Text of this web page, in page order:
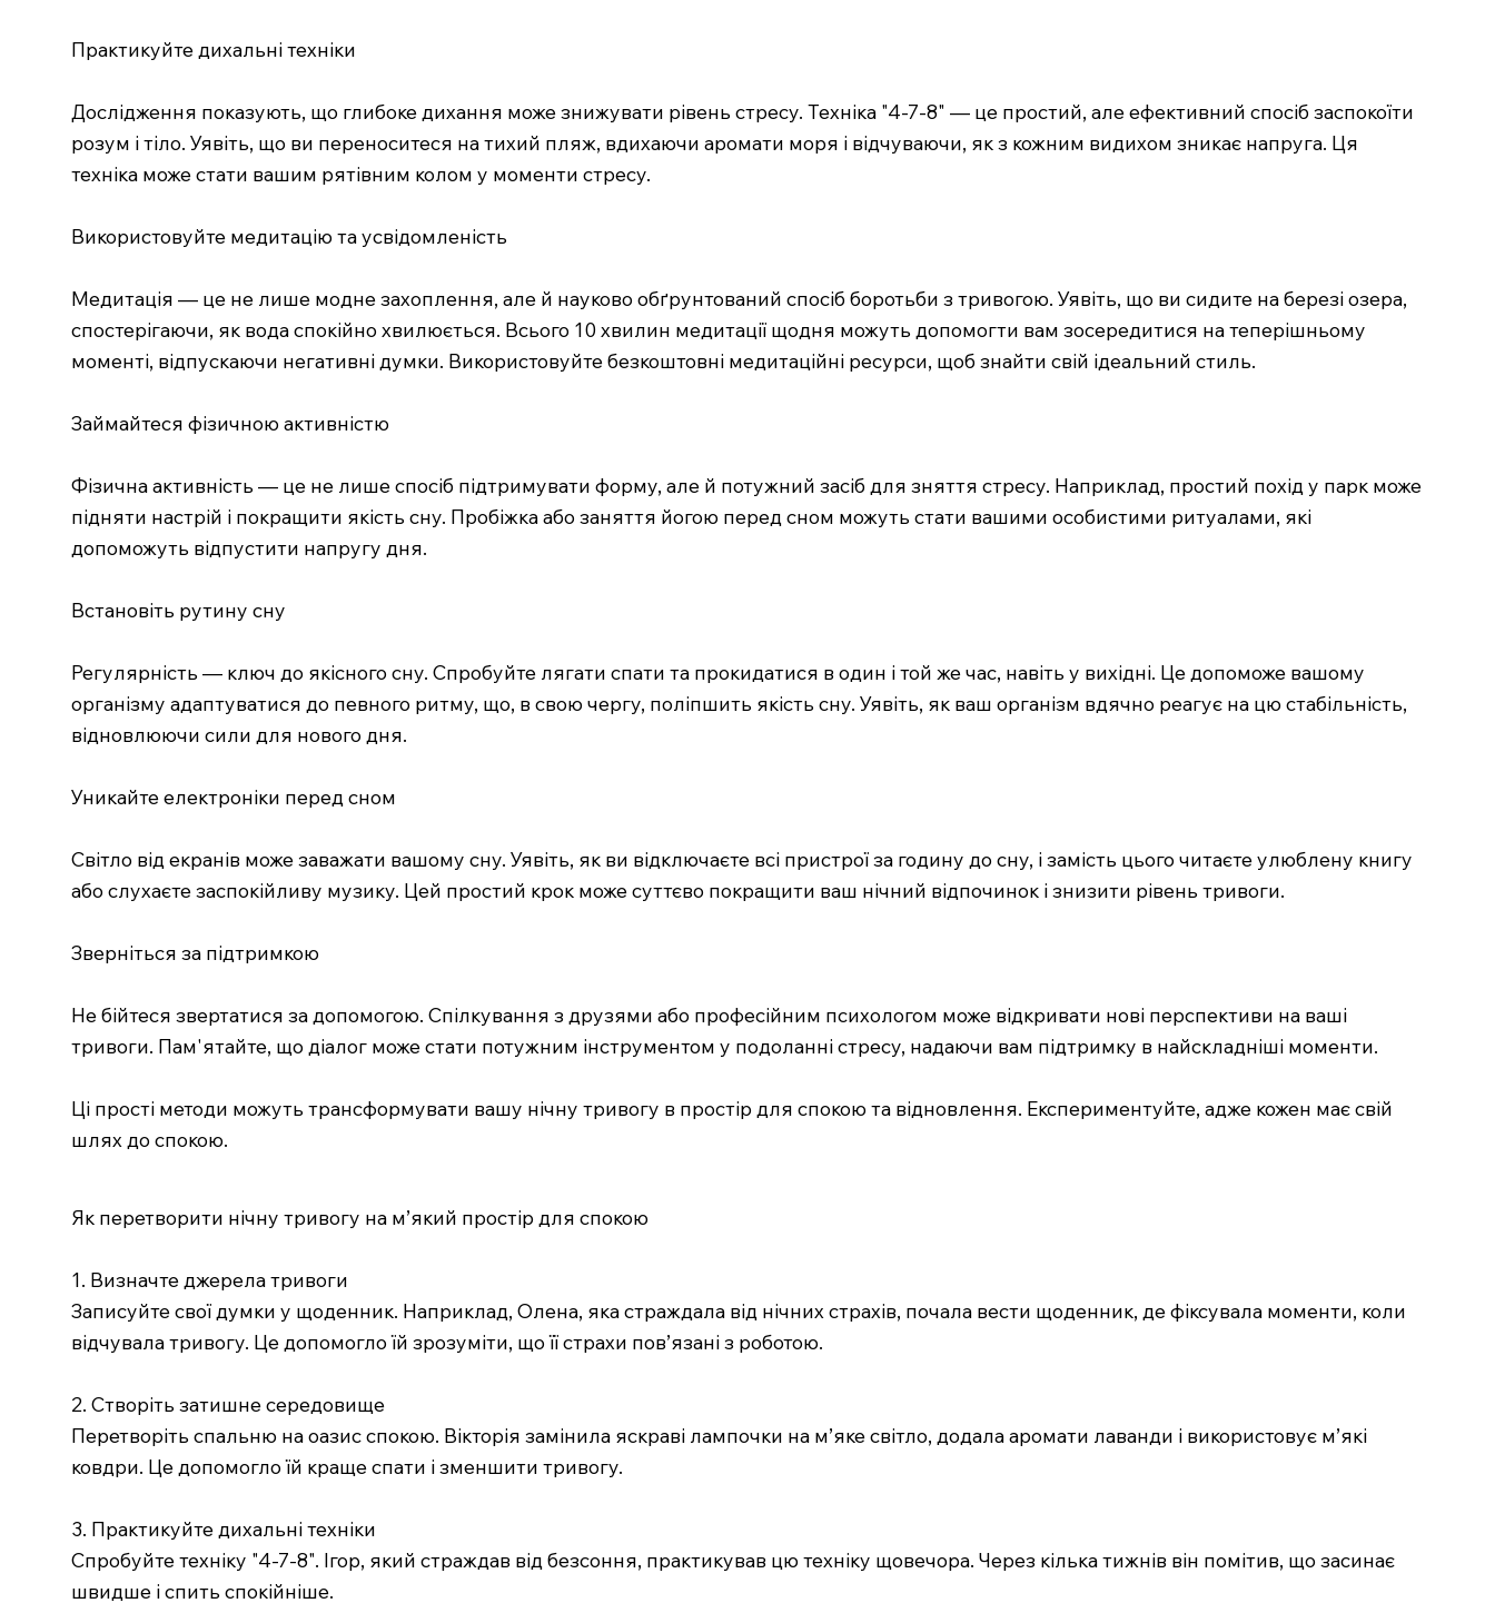
Практикуйте дихальні техніки
Дослідження показують, що глибоке дихання може знижувати рівень стресу. Техніка "4-7-8" — це простий, але ефективний спосіб заспокоїти
розум і тіло. Уявіть, що ви переноситеся на тихий пляж, вдихаючи аромати моря і відчуваючи, як з кожним видихом зникає напруга. Ця
техніка може стати вашим рятівним колом у моменти стресу.
Використовуйте медитацію та усвідомленість
Медитація — це не лише модне захоплення, але й науково обґрунтований спосіб боротьби з тривогою. Уявіть, що ви сидите на березі озера,
спостерігаючи, як вода спокійно хвилюється. Всього 10 хвилин медитації щодня можуть допомогти вам зосередитися на теперішньому
моменті, відпускаючи негативні думки. Використовуйте безкоштовні медитаційні ресурси, щоб знайти свій ідеальний стиль.
Займайтеся фізичною активністю
Фізична активність — це не лише спосіб підтримувати форму, але й потужний засіб для зняття стресу. Наприклад, простий похід у парк може
підняти настрій і покращити якість сну. Пробіжка або заняття йогою перед сном можуть стати вашими особистими ритуалами, які
допоможуть відпустити напругу дня.
Встановіть рутину сну
Регулярність — ключ до якісного сну. Спробуйте лягати спати та прокидатися в один і той же час, навіть у вихідні. Це допоможе вашому
організму адаптуватися до певного ритму, що, в свою чергу, поліпшить якість сну. Уявіть, як ваш організм вдячно реагує на цю стабільність,
відновлюючи сили для нового дня.
Уникайте електроніки перед сном
Світло від екранів може заважати вашому сну. Уявіть, як ви відключаєте всі пристрої за годину до сну, і замість цього читаєте улюблену книгу
або слухаєте заспокійливу музику. Цей простий крок може суттєво покращити ваш нічний відпочинок і знизити рівень тривоги.
Зверніться за підтримкою
Не бійтеся звертатися за допомогою. Спілкування з друзями або професійним психологом може відкривати нові перспективи на ваші
тривоги. Пам'ятайте, що діалог може стати потужним інструментом у подоланні стресу, надаючи вам підтримку в найскладніші моменти.
Ці прості методи можуть трансформувати вашу нічну тривогу в простір для спокою та відновлення. Експериментуйте, адже кожен має свій
шлях до спокою.
Як перетворити нічну тривогу на м’який простір для спокою
1. Визначте джерела тривоги
Записуйте свої думки у щоденник. Наприклад, Олена, яка страждала від нічних страхів, почала вести щоденник, де фіксувала моменти, коли
відчувала тривогу. Це допомогло їй зрозуміти, що її страхи пов’язані з роботою.
2. Створіть затишне середовище
Перетворіть спальню на оазис спокою. Вікторія замінила яскраві лампочки на м’яке світло, додала аромати лаванди і використовує м’які
ковдри. Це допомогло їй краще спати і зменшити тривогу.
3. Практикуйте дихальні техніки
Спробуйте техніку "4-7-8". Ігор, який страждав від безсоння, практикував цю техніку щовечора. Через кілька тижнів він помітив, що засинає
швидше і спить спокійніше.